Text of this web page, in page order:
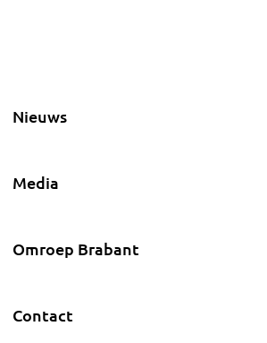
Nieuws
Media
Omroep Brabant
Contact